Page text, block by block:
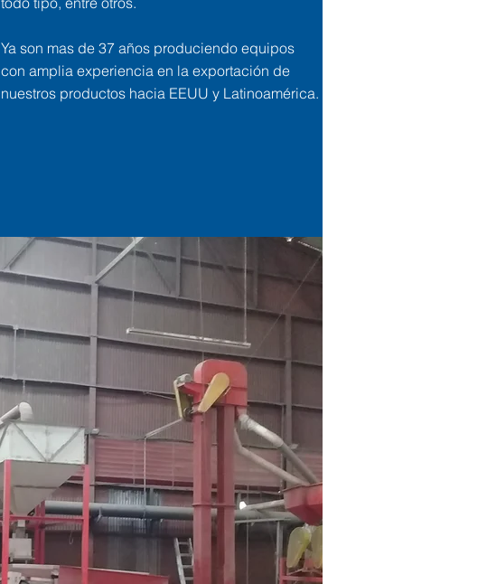
Ya son mas de 37 años produciendo equipos
con amplia experiencia en la exportación de
nuestros productos hacia EEUU y Latinoamérica.